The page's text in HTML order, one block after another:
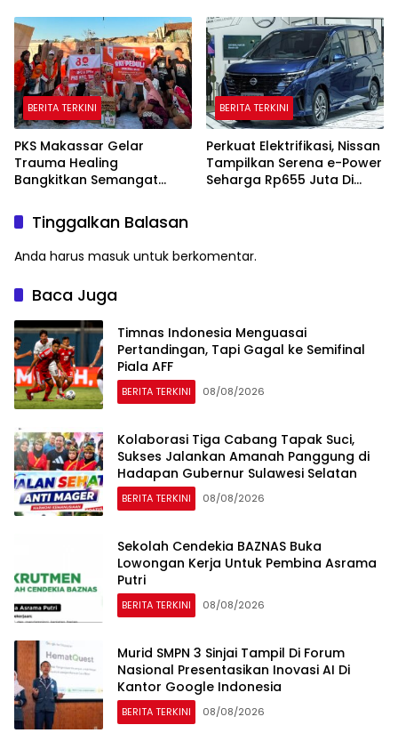
BERITA TERKINI
PKS Makassar Gelar
Trauma Healing
Bangkitkan Semangat
BERITA TERKINI
Perkuat Elektrifikasi, Nissan
Tampilkan Serena e-Power
Seharga Rp655 Juta Di
Tinggalkan Balasan
Anda harus masuk untuk berkomentar.
Baca Juga
Timnas Indonesia Menguasai
Pertandingan, Tapi Gagal ke Semifinal
Piala AFF
BERITA TERKINI 08/08/2026
Kolaborasi Tiga Cabang Tapak Suci,
Sukses Jalankan Amanah Panggung di
Hadapan Gubernur Sulawesi Selatan
BERITA TERKINI 08/08/2026
Sekolah Cendekia BAZNAS Buka
Lowongan Kerja Untuk Pembina Asrama
Putri
BERITA TERKINI 08/08/2026
Murid SMPN 3 Sinjai Tampil Di Forum
Nasional Presentasikan Inovasi AI Di
Kantor Google Indonesia
BERITA TERKINI 08/08/2026